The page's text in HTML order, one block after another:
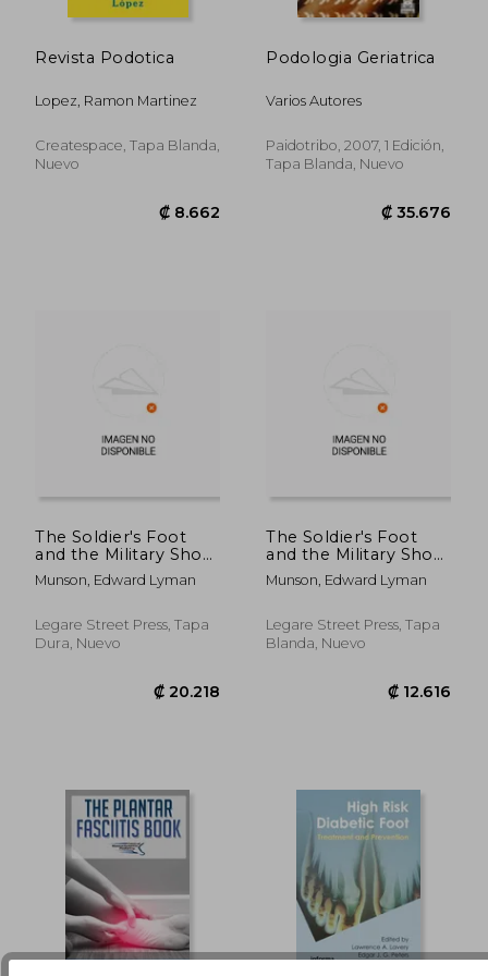
Revista Podotica
Lopez, Ramon Martinez
Createspace, Tapa Blanda,
Nuevo
Podologia Geriatrica
Varios Autores
Paidotribo, 2007, 1 Edición,
Tapa Blanda, Nuevo
The Soldier's Foot
and the Military Shoe;
a Handbook for
Officers and
Officers of the Line
(en Inglés)
Munson, Edward Lyman
Legare Street Press, Tapa
Dura, Nuevo
The Soldier's Foot
and the Military Shoe;
a Handbook for
Officers and
Officers of the Line
(en Inglés)
Munson, Edward Lyman
Legare Street Press, Tapa
Blanda, Nuevo